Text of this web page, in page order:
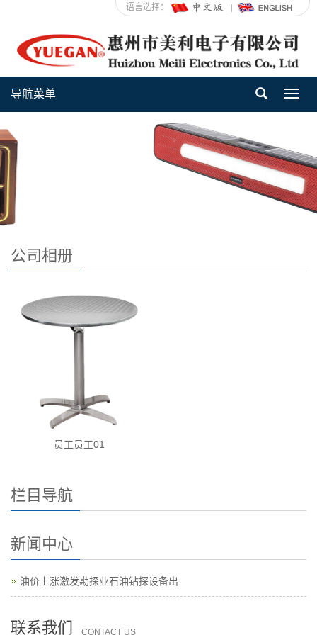
语言选择：
导航菜单
公司相册
员工员工01
栏目导航
新闻中心
油价上涨激发勘探业石油钻探设备出
联系我们 CONTACT US